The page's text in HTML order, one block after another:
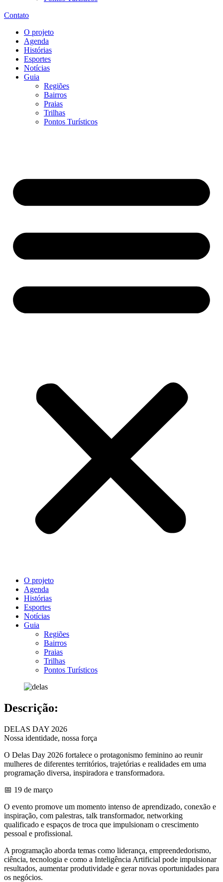
Contato
O projeto
Agenda
Histórias
Esportes
Notícias
Guia
Regiões
Bairros
Praias
Trilhas
Pontos Turísticos
O projeto
Agenda
Histórias
Esportes
Notícias
Guia
Regiões
Bairros
Praias
Trilhas
Pontos Turísticos
Descrição:
DELAS DAY 2026
Nossa identidade, nossa força
O Delas Day 2026 fortalece o protagonismo feminino ao reunir
mulheres de diferentes territórios, trajetórias e realidades em uma
programação diversa, inspiradora e transformadora.
📅 19 de março
O evento promove um momento intenso de aprendizado, conexão e
inspiração, com palestras, talk transformador, networking
qualificado e espaços de troca que impulsionam o crescimento
pessoal e profissional.
A programação aborda temas como liderança, empreendedorismo,
ciência, tecnologia e como a Inteligência Artificial pode impulsionar
resultados, aumentar produtividade e gerar novas oportunidades para
os negócios.